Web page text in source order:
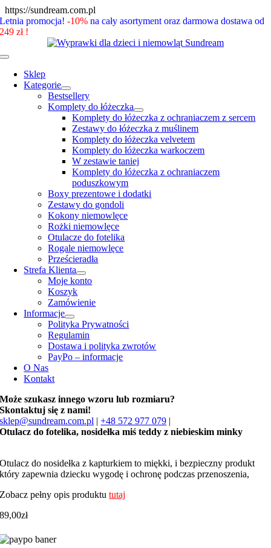
https://sundream.com.pl
to
Letnia promocja!-10% na cały asortyment oraz darmowa dostawa od
249 zł !
Toggle
Navigation
Sklep
Kategorie
Bestsellery
Komplety do łóżeczka
Komplety do łóżeczka z ochraniaczem z sercem
Zestawy do łóżeczka z muślinem
Komplety do łóżeczka velvetem
Komplety do łóżeczka warkoczem
W zestawie taniej
Komplety do łóżeczka z ochraniaczem
poduszkowym
Boxy prezentowe i dodatki
Zestawy do gondoli
Kokony niemowlęce
Rożki niemowlęce
Otulacze do fotelika
Rogale niemowlęce
Prześcieradła
Strefa Klienta
Moje konto
Koszyk
Zamówienie
Informacje
Polityka Prywatności
Regulamin
Dostawa i polityka zwrotów
PayPo – informacje
O Nas
Kontakt
Może szukasz innego wzoru lub rozmiaru?
Skontaktuj się z nami!
sklep@sundream.com.pl |+48 572 977 079 |
Otulacz do fotelika, nosidełka miś teddy z niebieskim minky
Otulacz do nosidełka z kapturkiem to miękki, i bezpieczny produkt
który zapewnia dziecku wygodę i ochronę podczas przenoszenia,
Zobacz pełny opis produktututaj
89,00zł